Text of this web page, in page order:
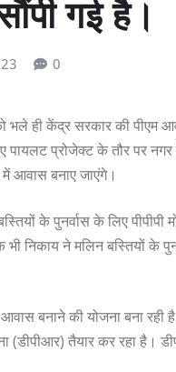
गई है।
0
भले ही केंद्र सरकार की
प्रोजेक्ट के तौर पर नगर
आवास बनाए जाएंगे।
के पुनर्वास के लिए
निकाय ने मलिन बस्तियों के
बनाने की योजना बना
(डीपीआर) तैयार कर रहा